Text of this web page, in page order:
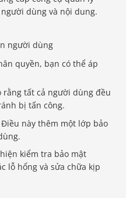
dùng và nội dung.
người dùng
quyền, bạn có thể áp
rằng tất cả người dùng đều
bị tấn công.
Điều này thêm một lớp bảo
kiểm tra bảo mật
lỗ hổng và sửa chữa kịp